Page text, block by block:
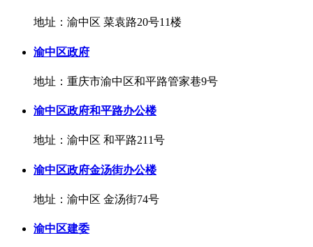
地址：渝中区 菜袁路20号11楼
渝中区政府
地址：重庆市渝中区和平路管家巷9号
渝中区政府和平路办公楼
地址：渝中区 和平路211号
渝中区政府金汤街办公楼
地址：渝中区 金汤街74号
渝中区建委